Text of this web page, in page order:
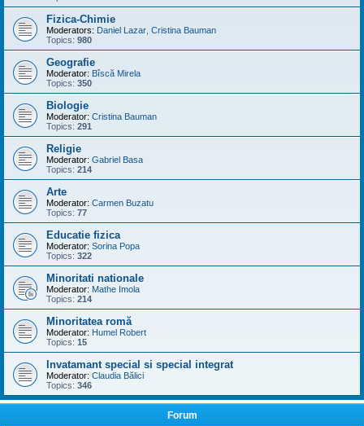
Fizica-Chimie
Moderators: Daniel Lazar Cristina Bauman
Topics: 980
Geografie
Moderator: Bîscă Mirela
Topics: 350
Biologie
Moderator: Cristina Bauman
Topics: 291
Religie
Moderator: Gabriel Basa
Topics: 214
Arte
Moderator: Carmen Buzatu
Topics: 77
Educatie fizica
Moderator: Sorina Popa
Topics: 322
Minoritati nationale
Moderator: Mathe Imola
Topics: 214
Minoritatea romă
Moderator: Humel Robert
Topics: 15
Invatamant special si special integrat
Moderator: Claudia Bălici
Topics: 346
Forum